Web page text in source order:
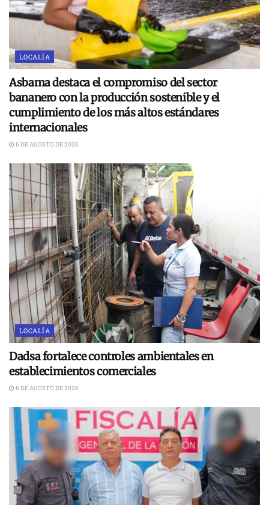
LOCALÍA
Asbama destaca el compromiso del sector
bananero con la producción sostenible y el
cumplimiento de los más altos estándares
internacionales
6 DE AGOSTO DE 2026
LOCALÍA
Dadsa fortalece controles ambientales en
establecimientos comerciales
6 DE AGOSTO DE 2026